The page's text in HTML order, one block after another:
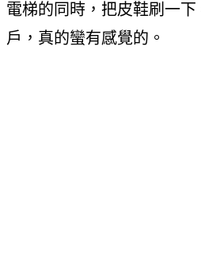
電梯的同時，把皮鞋刷一
戶，真的蠻有感覺的。